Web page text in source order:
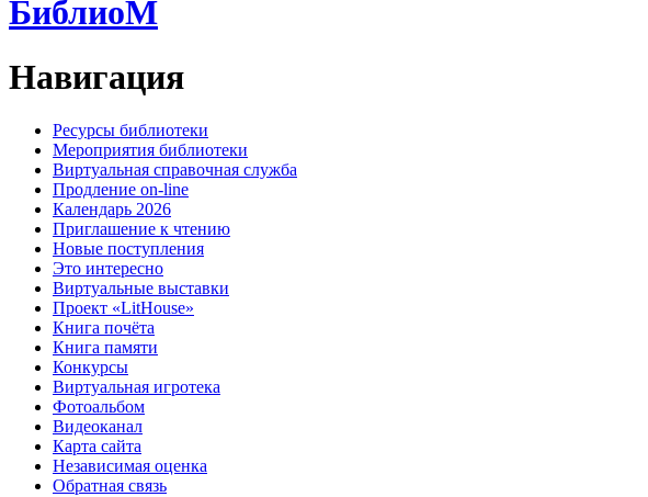
БиблиоМ
Навигация
Ресурсы библиотеки
Мероприятия библиотеки
Виртуальная справочная служба
Продление on-line
Календарь 2026
Приглашение к чтению
Новые поступления
Это интересно
Виртуальные выставки
Проект «LitHouse»
Книга почёта
Книга памяти
Конкурсы
Виртуальная игротека
Фотоальбом
Видеоканал
Карта сайта
Независимая оценка
Обратная связь